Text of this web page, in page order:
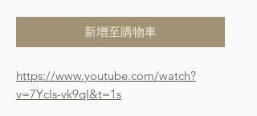
新增至購物車
https://www.youtube.com/watch?
v=7YcIs-vk9qI&t=1s